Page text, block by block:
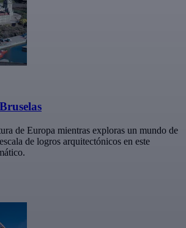
de Europa mientras exploras un mundo de
de logros arquitectónicos en este